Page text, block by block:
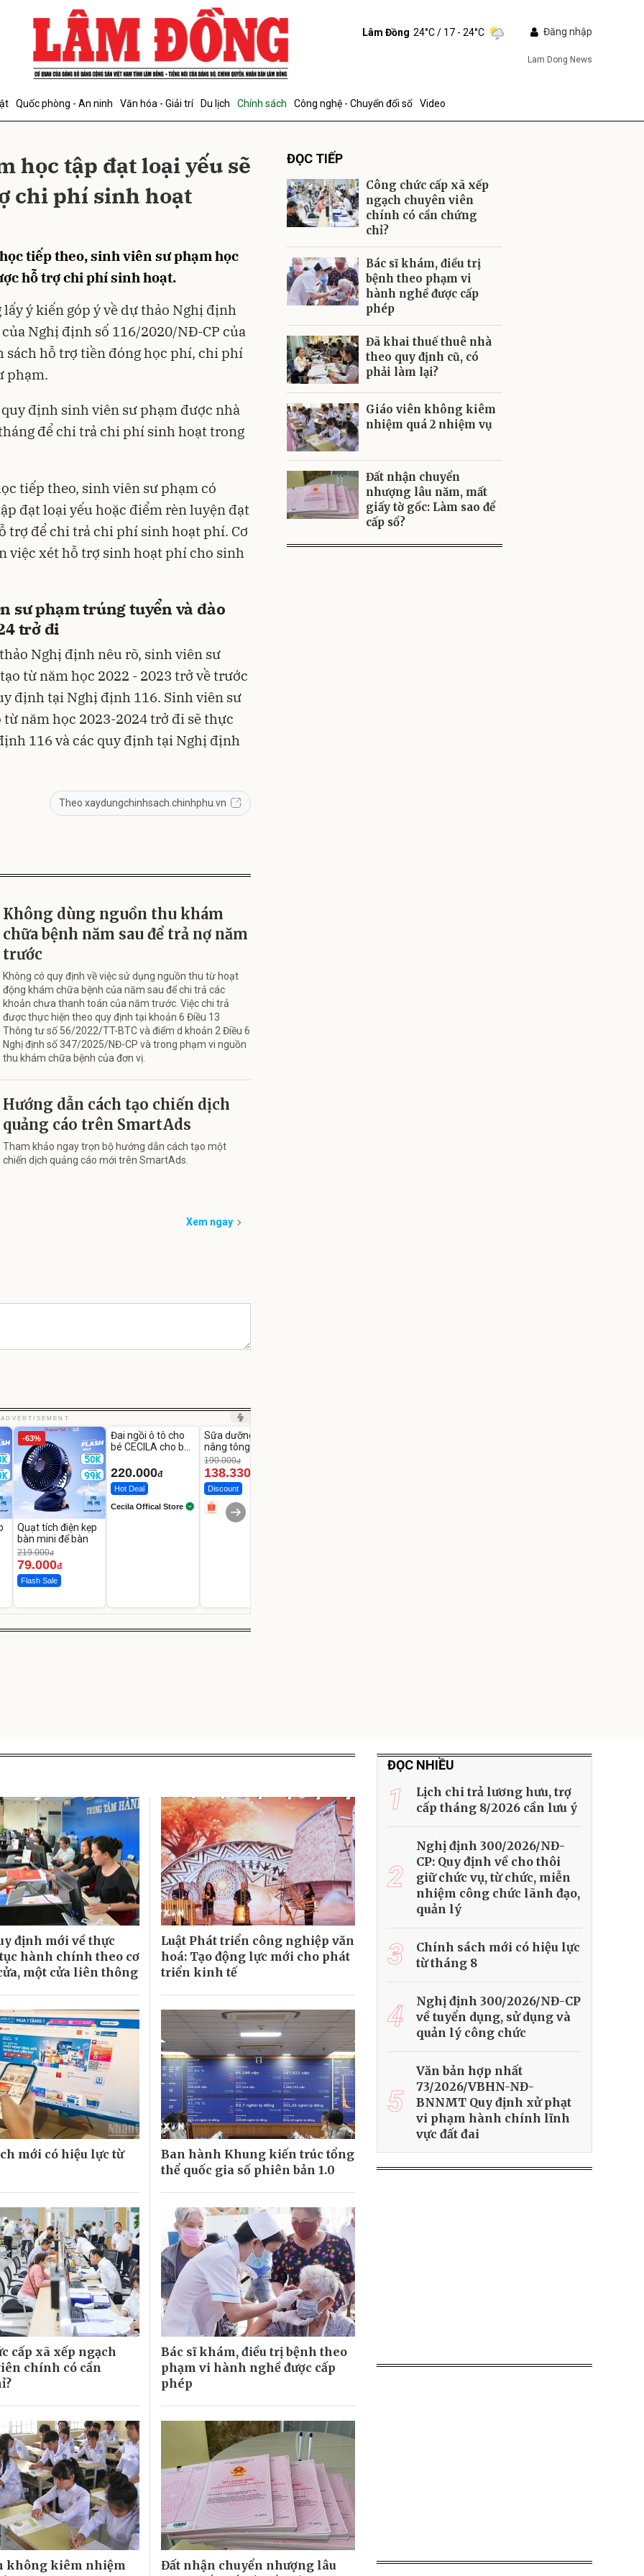
Lâm Đồng 24°C/ 17 - 24°C Đăng nhập
Lam Dong News
Quốc phòng - An ninh Văn hóa - Giải trí Du lịch Chính sách Công nghệ - Chuyển đổi số Video
học tập đạt loại yếu sẽ
chi phí sinh hoạt
tiếp theo, sinh viên sư phạm học
hỗ trợ chi phí sinh hoạt.
lấy ý kiến góp ý về dự thảo Nghị định
Nghị định số 116/2020/NĐ-CP của
hỗ trợ tiền đóng học phí, chi phí
phạm.
định sinh viên sư phạm được nhà
để chi trả chi phí sinh hoạt trong
tiếp theo, sinh viên sư phạm có
đạt loại yếu hoặc điểm rèn luyện đạt
trợ để chi trả chi phí sinh hoạt phí. Cơ
việc xét hỗ trợ sinh hoạt phí cho sinh
sư phạm trúng tuyển và đào
trở đi
Nghị định nêu rõ, sinh viên sư
từ năm học 2022 - 2023 trở về trước
định tại Nghị định 116. Sinh viên sư
năm học 2023-2024 trở đi sẽ thực
116 và các quy định tại Nghị định
Theo xaydungchinhsach.chinhphu.vn
Không dùng nguồn thu khám
chữa bệnh năm sau để trả nợ năm
trước
Không có quy định về việc sử dụng nguồn thu từ hoạt
động khám chữa bệnh của năm sau để chi trả các
khoản chưa thanh toán của năm trước. Việc chi trả
được thực hiện theo quy định tại khoản 6 Điều 13
Thông tư số 56/2022/TT-BTC và điểm d khoản 2 Điều 6
Nghị định số 347/2025/NĐ-CP và trong phạm vi nguồn
thu khám chữa bệnh của đơn vị.
Hướng dẫn cách tạo chiến dịch
quảng cáo trên SmartAds
Tham khảo ngay trọn bộ hướng dẫn cách tạo một
chiến dịch quảng cáo mới trên SmartAds.
Xem ngay
ADVERTISEMENT
-63%
Quạt tích điện kẹp
bàn mini để bàn
219.000đ
79.000đ
Flash Sale
Đai ngồi ô tô cho
bé CECILA cho bé
220.000đ
Hot Deal
Cecila Offical Store
-27%
Unmute
Sữa dưỡng thể
nâng tông tức thì
Vaseline Body
190.000đ
138.330
Discount
ĐỌC TIẾP
Công chức cấp xã xếp
ngạch chuyên viên
chính có cần chứng
chỉ?
Bác sĩ khám, điều trị
bệnh theo phạm vi
hành nghề được cấp
phép
Đã khai thuế thuê nhà
theo quy định cũ, có
phải làm lại?
Giáo viên không kiêm
nhiệm quá 2 nhiệm vụ
Đất nhận chuyển
nhượng lâu năm, mất
giấy tờ gốc: Làm sao để
cấp sổ?
định mới về thực
hành chính theo cơ
một cửa liên thông
Luật Phát triển công nghiệp văn
hoá: Tạo động lực mới cho phát
triển kinh tế
mới có hiệu lực từ
Ban hành Khung kiến trúc tổng
thể quốc gia số phiên bản 1.0
cấp xã xếp ngạch
chính có cần
Bác sĩ khám, điều trị bệnh theo
phạm vi hành nghề được cấp
phép
không kiêm nhiệm
Đất nhận chuyển nhượng lâu
ĐỌC NHIỀU
1
Lịch chi trả lương hưu, trợ
cấp tháng 8/2026 cần lưu ý
2
Nghị định 300/2026/NĐ-
CP: Quy định về cho thôi
giữ chức vụ, từ chức, miễn
nhiệm công chức lãnh đạo,
quản lý
3
Chính sách mới có hiệu lực
từ tháng 8
4
Nghị định 300/2026/NĐ-CP
về tuyển dụng, sử dụng và
quản lý công chức
5
Văn bản hợp nhất
73/2026/VBHN-NĐ-
BNNMT Quy định xử phạt
vi phạm hành chính lĩnh
vực đất đai
luận